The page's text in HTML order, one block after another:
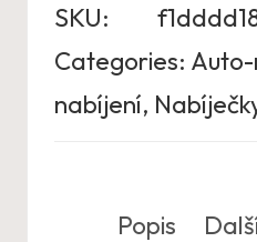
SKU:
Categories:
nabíjení,
Popis